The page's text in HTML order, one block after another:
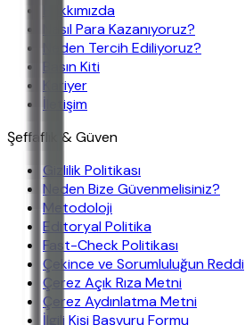
Hakkımızda
Nasıl Para Kazanıyoruz?
Neden Tercih Ediliyoruz?
Basın Kiti
Kariyer
İletişim
Şeffaflık & Güven
Gizlilik Politikası
Neden Bize Güvenmelisiniz?
Metodoloji
Editoryal Politika
Fast-Check Politikası
Çekince ve Sorumluluğun Reddi
Çerez Açık Rıza Metni
Çerez Aydınlatma Metni
İlgili Kişi Başvuru Formu